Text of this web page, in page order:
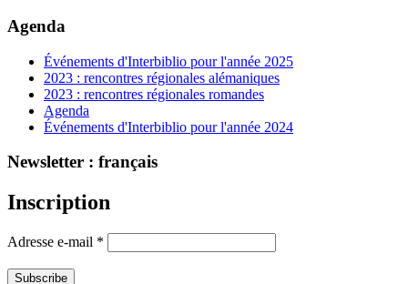
Agenda
Événements d'Interbiblio pour l'année 2025
2023 : rencontres régionales alémaniques
2023 : rencontres régionales romandes
Agenda
Événements d'Interbiblio pour l'année 2024
Newsletter : français
Inscription
Adresse e-mail *